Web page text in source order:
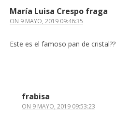
María Luisa Crespo fraga
ON 9 MAYO, 2019 09:46:35
Este es el famoso pan de cristal??
frabisa
ON 9 MAYO, 2019 09:53:23